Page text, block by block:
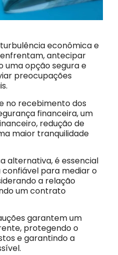
econômica e
antecipar
uma opção segura e
preocupações
no recebimento dos
financeira, um
redução de
maior tranquilidade
alternativa, é essencial
para mediar o
a relação
um contrato
garantem um
protegendo o
e garantindo a